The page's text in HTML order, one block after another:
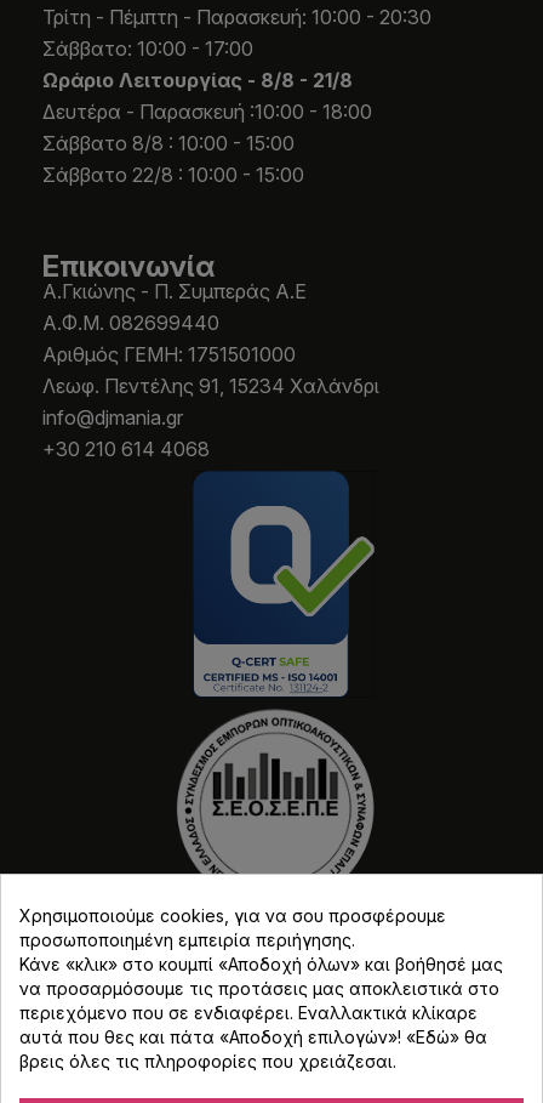
Τρίτη - Πέμπτη - Παρασκευή: 10:00 - 20:30
Σάββατο: 10:00 - 17:00
Ωράριο Λειτουργίας - 8/8 - 21/8
Δευτέρα - Παρασκευή :10:00 - 18:00
Σάββατο 8/8 : 10:00 - 15:00
Σάββατο 22/8 : 10:00 - 15:00
Επικοινωνία
Α.Γκιώνης - Π. Συμπεράς Α.Ε
Α.Φ.Μ. 082699440
Aριθμός ΓΕΜΗ: 1751501000
Λεωφ. Πεντέλης 91, 15234 Χαλάνδρι
info@djmania.gr
+30 210 614 4068
Copyright © Djmania 2026 / Οι τιμές περιλαμβάνουν
Χρησιμοποιούμε cookies, για να σου προσφέρουμε
προσωποποιημένη εμπειρία περιήγησης.
Κάνε «κλικ» στο κουμπί «Αποδοχή όλων» και βοήθησέ μας
να προσαρμόσουμε τις προτάσεις μας αποκλειστικά στο
περιεχόμενο που σε ενδιαφέρει. Εναλλακτικά κλίκαρε
αυτά που θες και πάτα «Αποδοχή επιλογών»! «Εδώ» θα
βρεις όλες τις πληροφορίες που χρειάζεσαι.